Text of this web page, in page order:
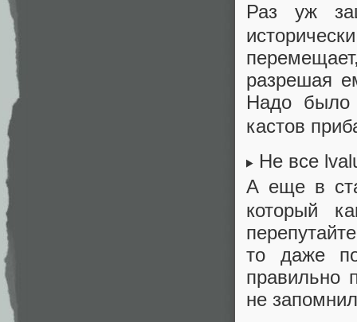
Раз уж
разрешая
Надо было
кастов
Не все
А еще в
который
то даже
правильно
не